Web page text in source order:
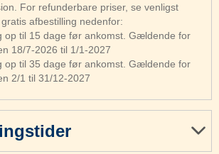
For refunderbare priser, se venligst
afbestilling nedenfor:
op til 15 dage før ankomst. Gældende for
18/7-2026 til 1/1-2027
op til 35 dage før ankomst. Gældende for
2/1 til 31/12-2027